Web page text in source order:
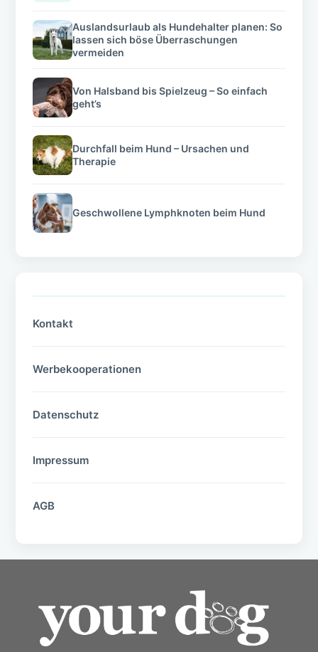
Auslandsurlaub als Hundehalter planen: So
lassen sich böse Überraschungen
vermeiden
Von Halsband bis Spielzeug – So einfach
geht’s
Durchfall beim Hund – Ursachen und
Therapie
Geschwollene Lymphknoten beim Hund
Kontakt
Werbekooperationen
Datenschutz
Impressum
AGB